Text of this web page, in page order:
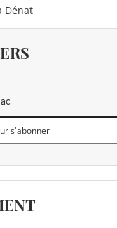
Dénat